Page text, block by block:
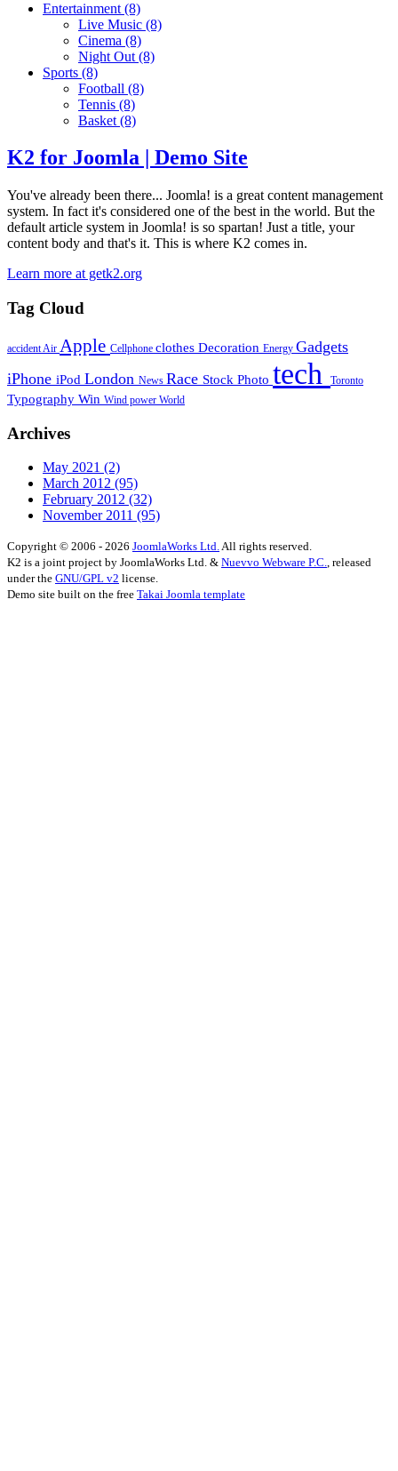
Entertainment (8)
Live Music (8)
Cinema (8)
Night Out (8)
Sports (8)
Football (8)
Tennis (8)
Basket (8)
K2 for Joomla | Demo Site
You've already been there... Joomla! is a great content management
system. In fact it's considered one of the best in the world. But the
default article system in Joomla! is so spartan! Just a title, your
content body and that's it. This is where K2 comes in.
Learn more at getk2.org
Tag Cloud
accident Air Apple Cellphone clothes Decoration Energy Gadgets
iPhone iPod London News Race Stock Photo tech Toronto
Typography Win Wind power World
Archives
May 2021 (2)
March 2012 (95)
February 2012 (32)
November 2011 (95)
Copyright © 2006 - 2026 JoomlaWorks Ltd.All rights reserved.
K2 is a joint project by JoomlaWorks Ltd. & Nuevvo Webware P.C., released
under the GNU/GPL v2 license.
Demo site built on the free Takai Joomla template